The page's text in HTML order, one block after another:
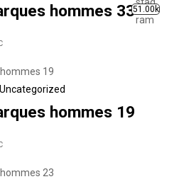
hommes 33
Uncategorized
hommes 19
51.00k